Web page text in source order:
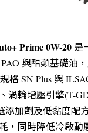
Prime 0W-20 是
與酯類基礎油
格 SN Plus 與
渦輪增壓引擎(T-
添加劑及低黏度配
，同時降低冷啟動